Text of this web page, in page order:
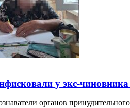
у экс-чиновника
органов